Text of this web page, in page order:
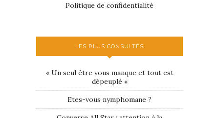
Politique de confidentialité
LES PLUS CONSULTÉS
« Un seul être vous manque et tout est
dépeuplé »
Etes-vous nymphomane ?